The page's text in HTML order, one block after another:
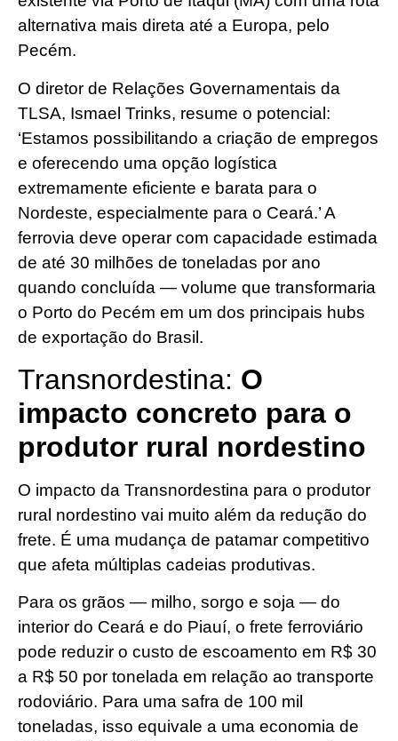
alternativa mais direta até a Europa, pelo
Pecém.
O diretor de Relações Governamentais da
TLSA, Ismael Trinks, resume o potencial:
‘Estamos possibilitando a criação de empregos
e oferecendo uma opção logística
extremamente eficiente e barata para o
Nordeste, especialmente para o Ceará.’ A
ferrovia deve operar com capacidade estimada
de até 30 milhões de toneladas por ano
quando concluída — volume que transformaria
o Porto do Pecém em um dos principais hubs
de exportação do Brasil.
Transnordestina: O
impacto concreto para o
produtor rural nordestino
O impacto da Transnordestina para o produtor
rural nordestino vai muito além da redução do
frete. É uma mudança de patamar competitivo
que afeta múltiplas cadeias produtivas.
Para os grãos — milho, sorgo e soja — do
interior do Ceará e do Piauí, o frete ferroviário
pode reduzir o custo de escoamento em R$ 30
a R$ 50 por tonelada em relação ao transporte
rodoviário. Para uma safra de 100 mil
toneladas, isso equivale a uma economia de